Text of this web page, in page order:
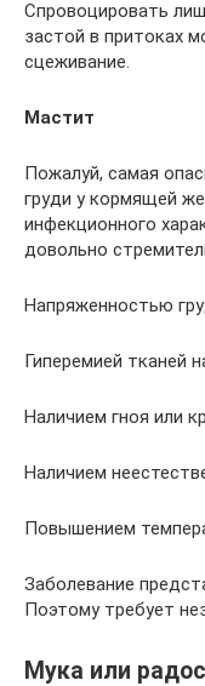
Спровоцировать
застой в притоках
сцеживание.
Мастит
Пожалуй, самая
груди у кормящей
инфекционного
довольно
Напряженностью
Гиперемией тканей
Наличием гноя или
Наличием
Повышением
Заболевание
Поэтому требует
Мука или